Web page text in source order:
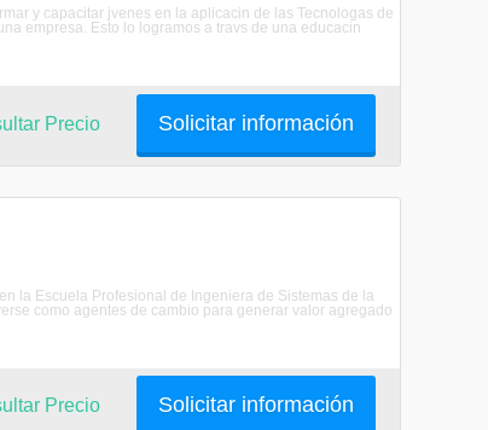
y capacitar jvenes en la aplicacin de las Tecnologas de
empresa. Esto lo logramos a travs de una educacin
Solicitar información
Precio
la Escuela Profesional de Ingeniera de Sistemas de la
como agentes de cambio para generar valor agregado
Solicitar información
Precio